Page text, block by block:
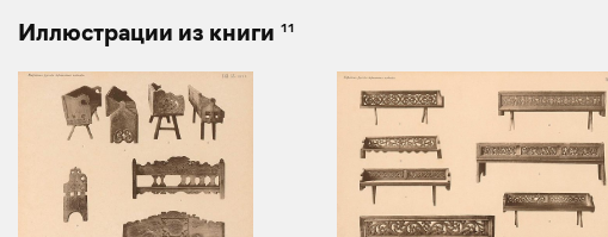
Иллюстрации из книги 11